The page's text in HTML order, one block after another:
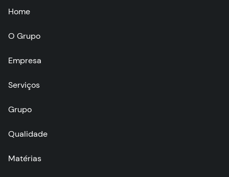
Home
O Grupo
Empresa
Serviços
Grupo
Qualidade
Matérias